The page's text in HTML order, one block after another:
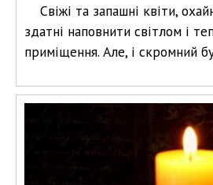
Свіжі та запашні квіти,
здатні наповнити світлом і
приміщення. Але, і скромний